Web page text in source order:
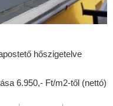
6.950,- Ft/m2-től (nettó)